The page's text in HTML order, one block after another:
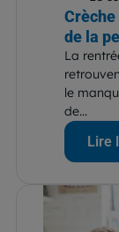
de la
La
le
de...
Lire